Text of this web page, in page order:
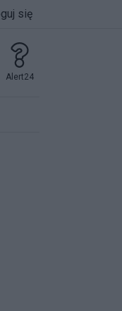
się
Alert24